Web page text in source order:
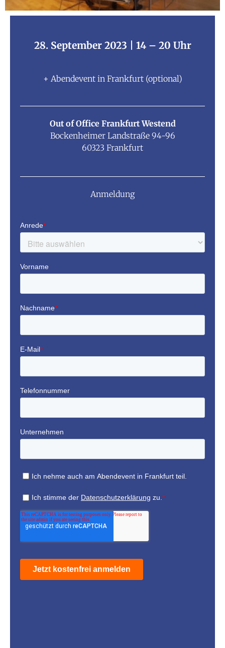
28. September 2023 | 14 – 20 Uhr
+ Abendevent in Frankfurt (optional)
Out of Office Frankfurt Westend
Bockenheimer Landstraße 94-96
60323 Frankfurt
Anmeldung